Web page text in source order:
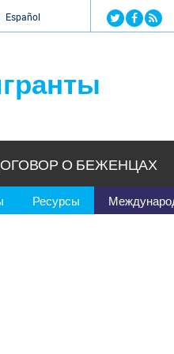
Jump to
Español
Ресурсы
О БЕЖЕНЦАХ